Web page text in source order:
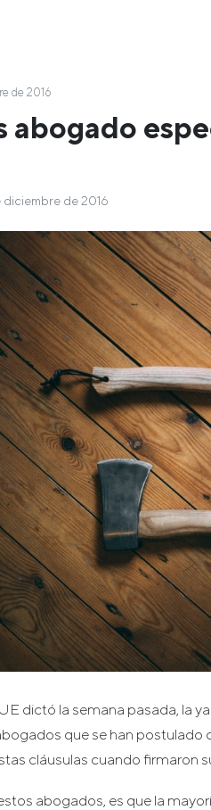
de 2016
abogado
diciembre de 2016
dictó la semana pasada, la
que se han
cláusulas cuando firmaron
abogados, es que la